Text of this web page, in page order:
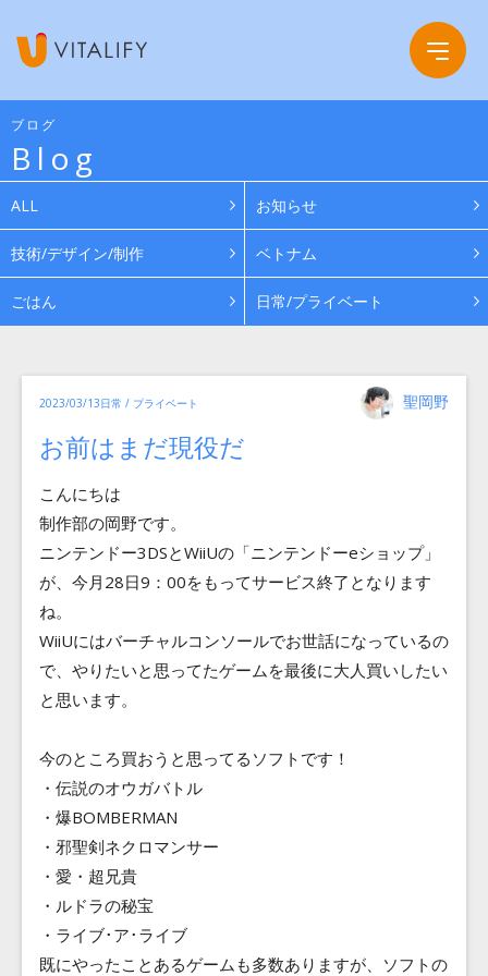
Company
会社概要
グループ会社
Service
Work
News
Recruit
Blog
Contact
ブログ
Blog
ALL お知らせ
技術/デザイン/制作 ベトナム
ごはん 日常/プライベート
投
稿
聖岡野
投
日:
2023/03/13カ
テ
ー
日常 / プライベート
お前はまだ現役だ
こんにちは
制作部の岡野です。
ニンテンドー3DSとWiiUの「ニンテンドーeショップ」
が、今月28日9：00をもってサービス終了となります
ね。
WiiUにはバーチャルコンソールでお世話になっているの
で、やりたいと思ってたゲームを最後に大人買いしたい
と思います。
今のところ買おうと思ってるソフトです！
・伝説のオウガバトル
・爆BOMBERMAN
・邪聖剣ネクロマンサー
・愛・超兄貴
・ルドラの秘宝
・ライブ･ア･ライブ
既にやったことあるゲームも多数ありますが、ソフトの